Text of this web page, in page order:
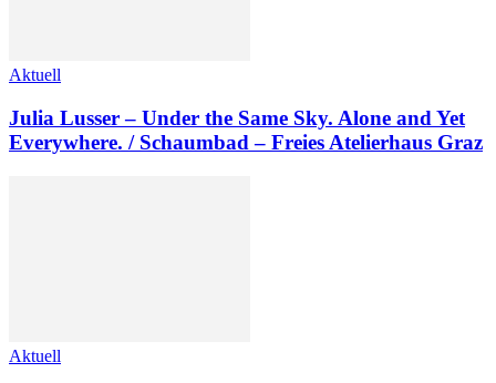
Aktuell
Julia Lusser – Under the Same Sky. Alone and Yet
Everywhere. / Schaumbad – Freies Atelierhaus Graz
Aktuell